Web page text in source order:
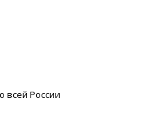
всей России